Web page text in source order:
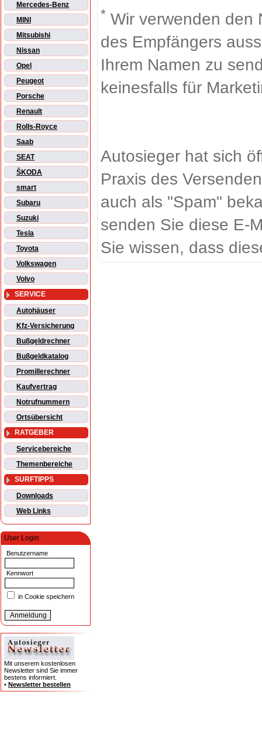
Mercedes-Benz
MINI
Mitsubishi
Nissan
Opel
Peugeot
Porsche
Renault
Rolls-Royce
Saab
SEAT
ŠKODA
smart
Subaru
Suzuki
Tesla
Toyota
Volkswagen
Volvo
SERVICE
Autohäuser
Kfz-Versicherung
Bußgeldrechner
Bußgeldkatalog
Promillerechner
Kaufvertrag
Notrufnummern
Ortsübersicht
RATGEBER
Servicebereiche
Themenbereiche
SURFTIPPS
Downloads
Web Links
User Login
Benutzername
Kennwort
in Cookie speichern
Mit unserem kostenlosen
Newsletter sind Sie immer
bestens informiert.
• Newsletter bestellen
* Wir verwenden den
des Empfängers
Ihrem Namen zu
keinesfalls für
Autosieger hat sich
Praxis des
auch als "Spam"
senden Sie diese E-
Sie wissen, dass